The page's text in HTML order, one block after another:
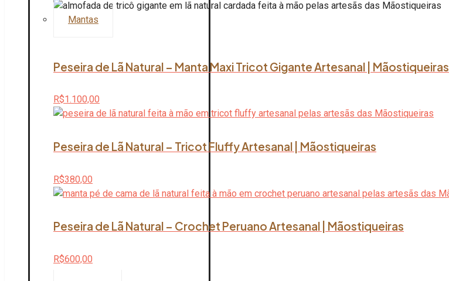
Mantas
Peseira de Lã Natural – Manta Maxi Tricot Gigante Artesanal | Mãostiqueiras
R$1.100,00
Peseira de Lã Natural – Tricot Fluffy Artesanal | Mãostiqueiras
R$380,00
Peseira de Lã Natural – Crochet Peruano Artesanal | Mãostiqueiras
R$600,00